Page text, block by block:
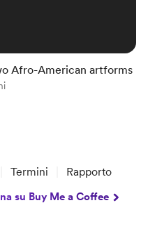
Afro-American artforms
Termini Rapporto
su Buy Me a Coffee